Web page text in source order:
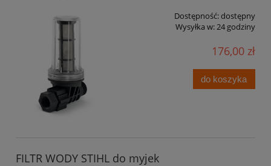
Dostępność:dostępny
Wysyłka w:24 godziny
176,00 zł
do koszyka
FILTR WODY STIHL do myjek